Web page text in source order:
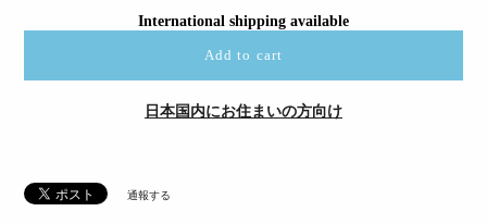
International shipping available
Add to cart
日本国内にお住まいの方向け
通報する